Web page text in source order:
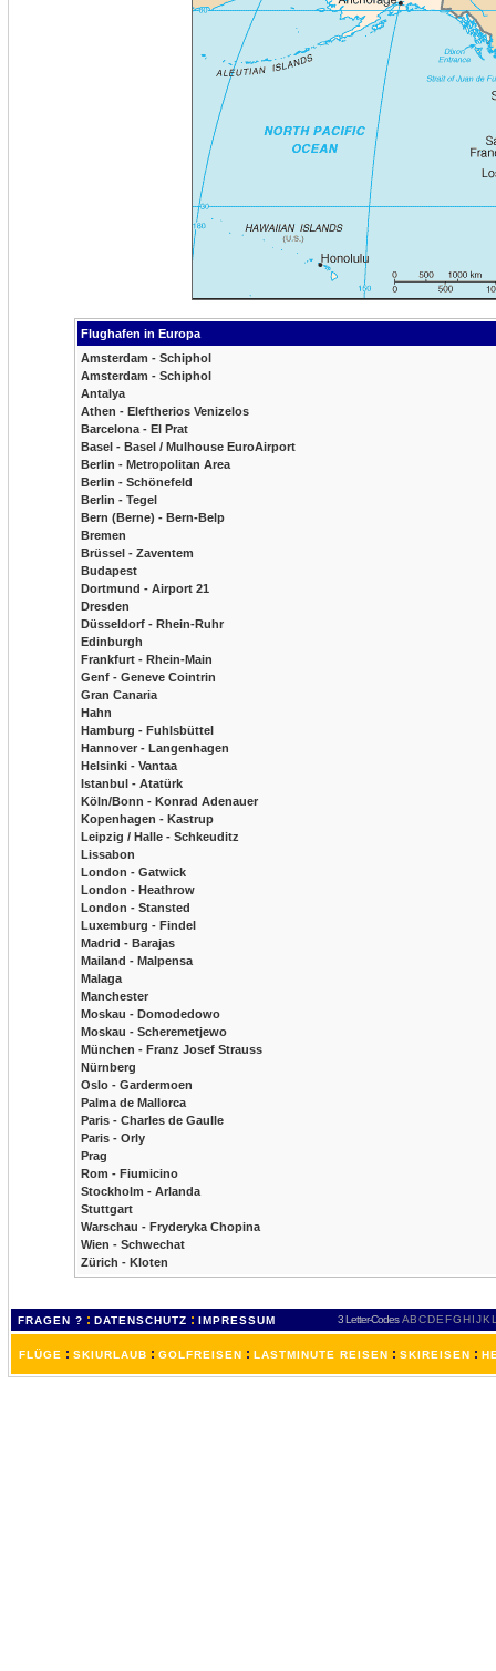
Flughafen in Europa
Amsterdam - Schiphol
Amsterdam - Schiphol
Antalya
Athen - Eleftherios Venizelos
Barcelona - El Prat
Basel - Basel / Mulhouse EuroAirport
Berlin - Metropolitan Area
Berlin - Schönefeld
Berlin - Tegel
Bern (Berne) - Bern-Belp
Bremen
Brüssel - Zaventem
Budapest
Dortmund - Airport 21
Dresden
Düsseldorf - Rhein-Ruhr
Edinburgh
Frankfurt - Rhein-Main
Genf - Geneve Cointrin
Gran Canaria
Hahn
Hamburg - Fuhlsbüttel
Hannover - Langenhagen
Helsinki - Vantaa
Istanbul - Atatürk
Köln/Bonn - Konrad Adenauer
Kopenhagen - Kastrup
Leipzig / Halle - Schkeuditz
Lissabon
London - Gatwick
London - Heathrow
London - Stansted
Luxemburg - Findel
Madrid - Barajas
Mailand - Malpensa
Malaga
Manchester
Moskau - Domodedowo
Moskau - Scheremetjewo
München - Franz Josef Strauss
Nürnberg
Oslo - Gardermoen
Palma de Mallorca
Paris - Charles de Gaulle
Paris - Orly
Prag
Rom - Fiumicino
Stockholm - Arlanda
Stuttgart
Warschau - Fryderyka Chopina
Wien - Schwechat
Zürich - Kloten
FRAGEN ? : DATENSCHUTZ : IMPRESSUM 3 Letter-Codes ABCDEFGH IJKL
FLÜGE : SKIURLAUB : GOLFREISEN : LASTMINUTE REISEN : SKIREISEN :